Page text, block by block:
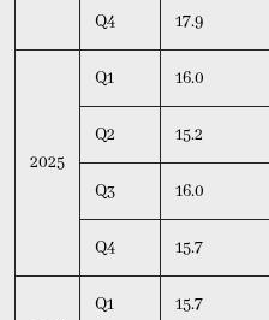
Q4 17.9
2025
Q1 16.0
Q2 15.2
Q3 16.0
Q4 15.7
Q1 15.7